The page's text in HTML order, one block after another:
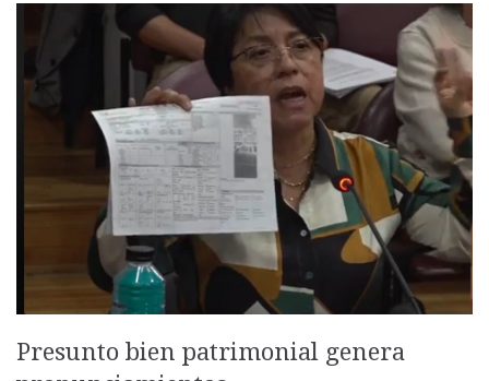
Presunto bien patrimonial genera